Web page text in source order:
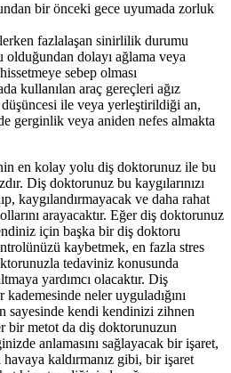
bir önceki gece uyumada zorluk
fazlalaşan sinirlilik durumu
dolayı ağlama veya
sebep olması
kullanılan araç gereçleri ağız
ile veya yerleştirildiği an,
gerginlik veya aniden nefes almakta
en kolay yolu diş doktorunuz ile bu
Diş doktorunuz bu kaygılarınızı
kaygılandırmayacak ve daha rahat
arayacaktır. Eğer diş doktorunuz
için başka bir diş doktoru
kaybetmek, en fazla stres
tedaviniz konusunda
yardımcı olacaktır. Diş
neler uyguladığını
sayesinde kendi kendinizi zihnen
bir metot da diş doktorunuzun
anlamasını sağlayacak bir işaret,
kaldırmanız gibi, bir işaret